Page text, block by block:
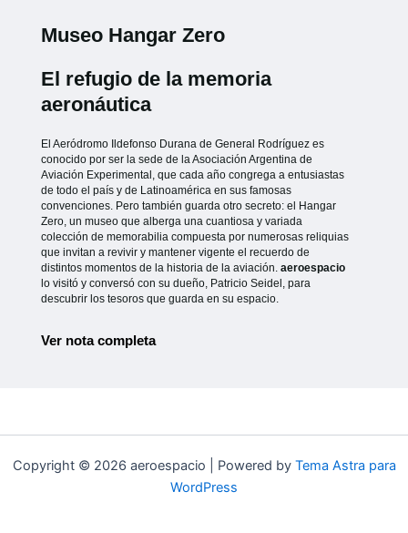
Museo Hangar Zero
El refugio de la memoria
aeronáutica
El Aeródromo Ildefonso Durana de General Rodríguez es
conocido por ser la sede de la Asociación Argentina de
Aviación Experimental, que cada año congrega a entusiastas
de todo el país y de Latinoamérica en sus famosas
convenciones. Pero también guarda otro secreto: el Hangar
Zero, un museo que alberga una cuantiosa y variada
colección de memorabilia compuesta por numerosas reliquias
que invitan a revivir y mantener vigente el recuerdo de
distintos momentos de la historia de la aviación. aeroespacio
lo visitó y conversó con su dueño, Patricio Seidel, para
descubrir los tesoros que guarda en su espacio.
Ver nota completa
Copyright © 2026 aeroespacio | Powered by Tema Astra para
WordPress